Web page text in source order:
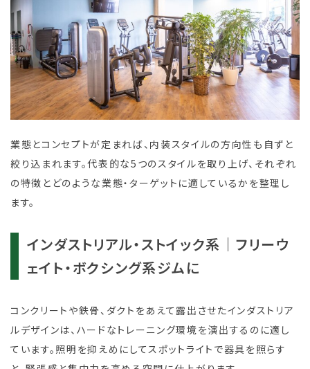
業態とコンセプトが定まれば、内装スタイルの方向性も自ずと
絞り込まれます。代表的な5つのスタイルを取り上げ、それぞれ
の特徴とどのような業態・ターゲットに適しているかを整理し
ます。
インダストリアル・ストイック系｜フリーウ
ェイト・ボクシング系ジムに
コンクリートや鉄骨、ダクトをあえて露出させたインダストリア
ルデザインは、ハードなトレーニング環境を演出するのに適し
ています。照明を抑えめにしてスポットライトで器具を照らす